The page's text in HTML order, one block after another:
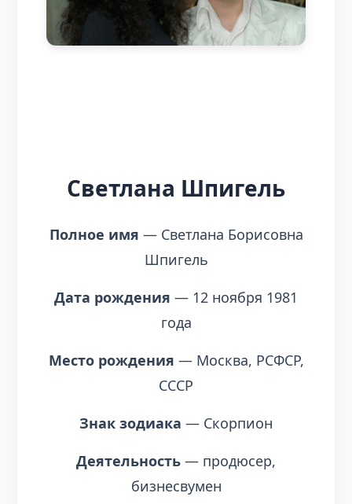
Светлана Шпигель
Полное имя — Светлана Борисовна
Шпигель
Дата рождения — 12 ноября 1981
года
Место рождения — Москва, РСФСР,
СССР
Знак зодиака — Скорпион
Деятельность — продюсер,
бизнесвумен